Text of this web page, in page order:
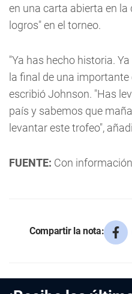
en una carta abierta en la
logros" en el torneo.
"Ya has hecho historia.
la final de una
escribió Johnson. "Has
país y sabemos que
levantar este trofeo",
FUENTE: Con
Compartir la nota: